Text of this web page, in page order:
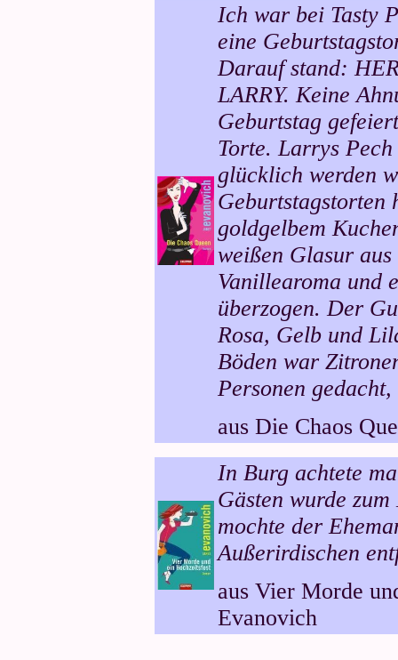
Ich war bei Tasty
eine
Darauf stand:
LARRY. Keine
Geburtstag
Torte. Larrys
glücklich werden
Geburtstagstorten
goldgelbem
weißen Glasur
Vanillearoma und
überzogen. Der
Rosa, Gelb und
Böden war
Personen
aus Die Chaos
In Burg achtete
Gästen wurde
mochte der
Außerirdischen
aus Vier Morde
Evanovich